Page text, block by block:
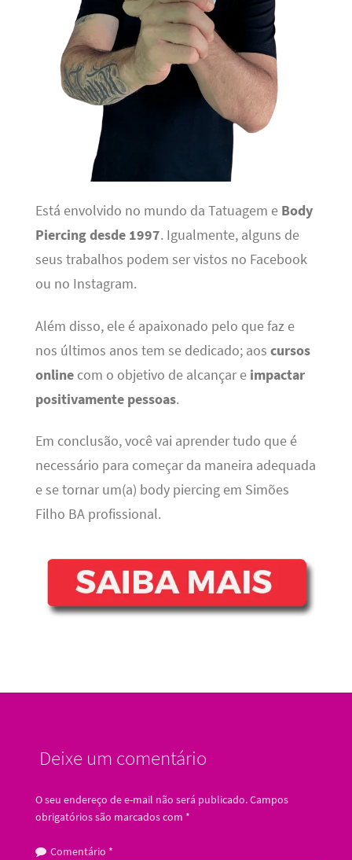
Está envolvido no mundo da Tatuagem e Body
Piercing desde 1997. Igualmente, alguns de
seus trabalhos podem ser vistos no Facebook
ou no Instagram.
Além disso, ele é apaixonado pelo que faz e
nos últimos anos tem se dedicado; aos cursos
onlinecom o objetivo de alcançar e impactar
positivamente pessoas.
Em conclusão, você vai aprender tudo que é
necessário para começar da maneira adequada
e se tornar um(a) body piercing em Simões
Filho BA profissional.
Deixe um comentário
O seu endereço de e-mail não será publicado.Campos
obrigatórios são marcados com *
Comentário *